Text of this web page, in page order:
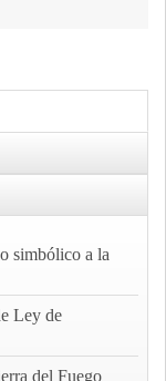
simbólico a la
Ley de
del Fuego